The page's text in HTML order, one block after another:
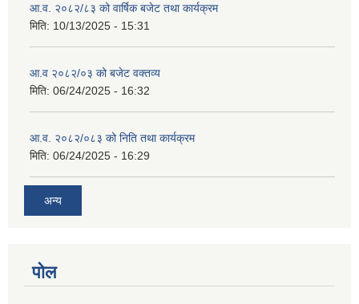
आ.व. २०८२/८३ को वार्षिक बजेट तथा कार्यक्रम
मिति: 10/13/2025 - 15:31
आ.व २०८२/०३ को बजेट वक्तव्य
मिति: 06/24/2025 - 16:32
आ.व. २०८२/०८३ को निति तथा कार्यक्रम
मिति: 06/24/2025 - 16:29
अन्य
पोल